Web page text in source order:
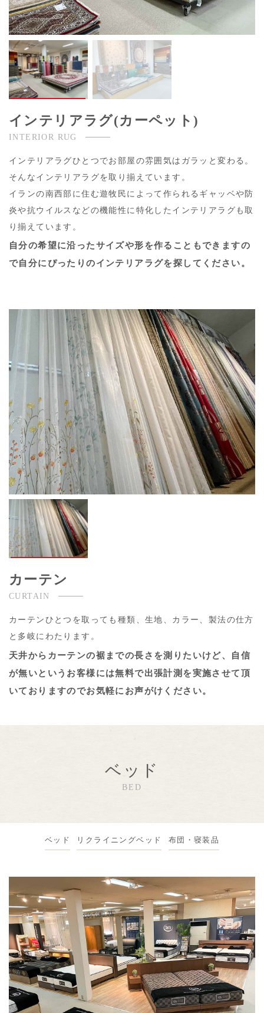
インテリアラグ(カーペット)
INTERIOR RUG
インテリアラグひとつでお部屋の雰囲気はガラッと変わる。
そんなインテリアラグを取り揃えています。
イランの南西部に住む遊牧民によって作られるギャッベや防
炎や抗ウイルスなどの機能性に特化したインテリアラグも取
り揃えています。
自分の希望に沿ったサイズや形を作ることもできますの
で自分にぴったりのインテリアラグを探してください。
カーテン
CURTAIN
カーテンひとつを取っても種類、生地、カラー、製法の仕方
と多岐にわたります。
天井からカーテンの裾までの長さを測りたいけど、自信
が無いというお客様には無料で出張計測を実施させて頂
いておりますのでお気軽にお声がけください。
ベッド
BED
ベッド リクライニングベッド 布団・寝装品